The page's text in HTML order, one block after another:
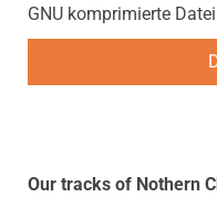
GNU komprimierte Datei
Our tracks of Nothern